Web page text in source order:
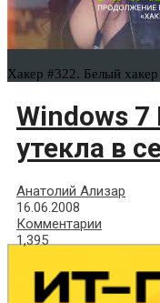
Хакер #322. Белый хакер
Windows 7
утекла в
Анатолий Ализар
16.06.2008
Комментарии
1,395